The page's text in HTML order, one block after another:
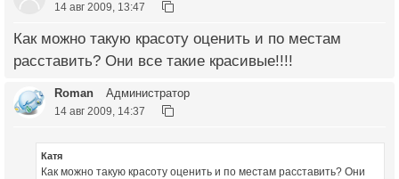
14 авг 2009, 13:47
Как можно такую красоту оценить и по местам
расставить? Они все такие красивые!!!!
Roman Администратор
14 авг 2009, 14:37
Катя
Как можно такую красоту оценить и по местам расставить? Они